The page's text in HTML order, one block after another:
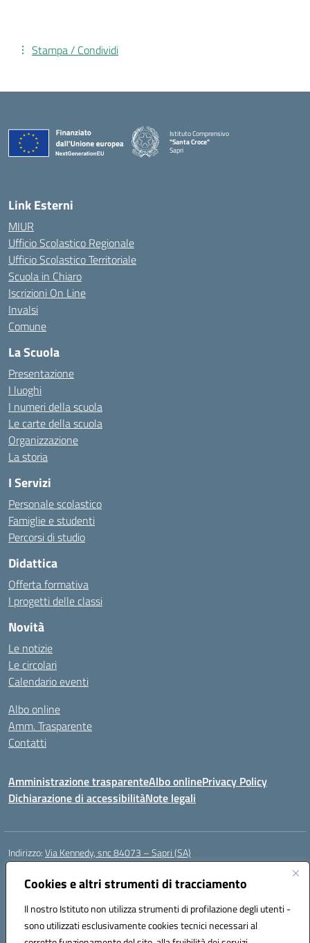
Cookies e altri strumenti di tracciamento
Il nostro Istituto non utilizza strumenti di profilazione degli utenti -
sono utilizzati esclusivamente cookies tecnici necessari al
Stampa / Condividi
Istituto Comprensivo
"Santa Croce"
Sapri
— Visita la pagina iniziale della scuola
Link Esterni
MIUR
Ufficio Scolastico Regionale
Ufficio Scolastico Territoriale
Scuola in Chiaro
Iscrizioni On Line
Invalsi
Comune
La Scuola
Presentazione
I luoghi
I numeri della scuola
Le carte della scuola
Organizzazione
La storia
I Servizi
Personale scolastico
Famiglie e studenti
Percorsi di studio
Didattica
Offerta formativa
I progetti delle classi
Novità
Le notizie
Le circolari
Calendario eventi
Albo online
Amm. Trasparente
Contatti
Amministrazione trasparenteAlbo onlinePrivacy Policy
Dichiarazione di accessibilitàNote legali
Indirizzo:Via Kennedy, snc 84073 – Sapri (SA)
Centralino:
Posta elettronica certificata (PEC):saic878008@pec.istruzione.it
Codice fiscale: 84002700650
Codice meccanografico:SAIC878008
Codice Indice delle Pubbliche Amministrazioni (IPA): istsc_saic878008